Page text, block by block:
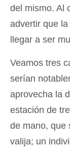
del mismo. Al
advertir que
llegar a ser
Veamos tres
serían
aprovecha la
estación de
de mano, que
valija; un